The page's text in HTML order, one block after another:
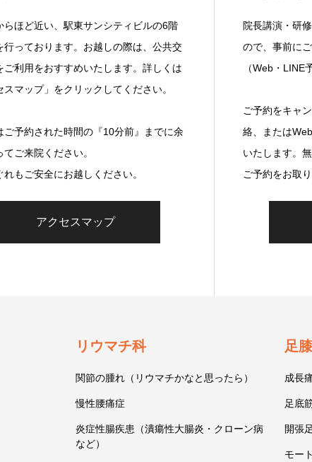
らほど近い、駅東サンシティビルの6階
行っております。お越しの際は、公共交
ご利用をおすすめいたします。詳しくは
スマップ」をクリックしてください。
ご予約された時間の『10分前』までに余
てご来院ください。
もご安全にお越しください。
アクセスマップ
院長講演・研
ので、事前に
（Web・LINE
ご予約をキャ
絡、または
いたします。
ご予約をお取
リウマチ科
関節の腫れ（リウマチかなと思ったら）
慢性腰痛症
炎症性腸疾患（潰瘍性大腸炎・クローン病
など）
足
成長
足底
開張足
モー